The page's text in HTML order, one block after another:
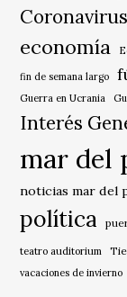
Coronavirus
economía
fin de semana largo
Guerra en Ucrania
Interés
mar del
noticias mar del
política
teatro auditorium
vacaciones de invierno